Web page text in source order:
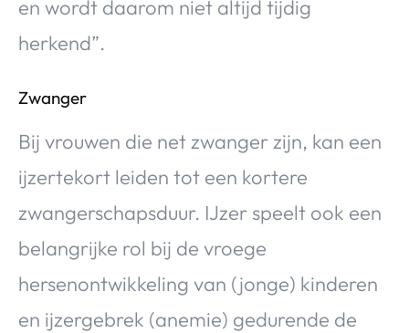
en wordt daarom niet altijd tijdig
herkend”.
Zwanger
Bij vrouwen die net zwanger zijn, kan een
ijzertekort leiden tot een kortere
zwangerschapsduur. IJzer speelt ook een
belangrijke rol bij de vroege
hersenontwikkeling van (jonge) kinderen
en ijzergebrek (anemie) gedurende de